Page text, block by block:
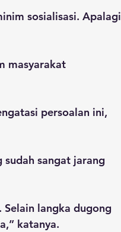
sosialisasi. Apalagi
masyarakat
persoalan ini,
sangat jarang
Selain langka dugong
katanya.